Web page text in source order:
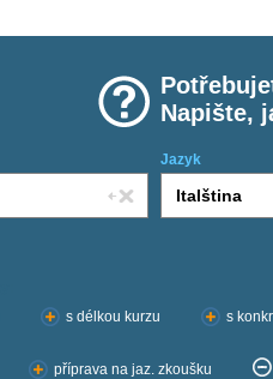
Napište,
Jazyk
s délkou kurzu s
příprava na jaz. zkoušku